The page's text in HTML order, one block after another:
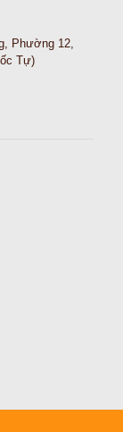
Phường 12,
Tự)